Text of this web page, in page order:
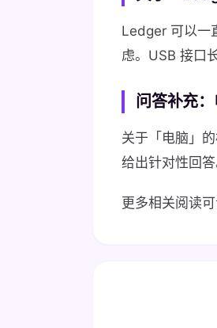
Ledger 可以一
虑。USB 接口
问答补充
关于「电脑」
给出针对性回答
更多相关阅读可